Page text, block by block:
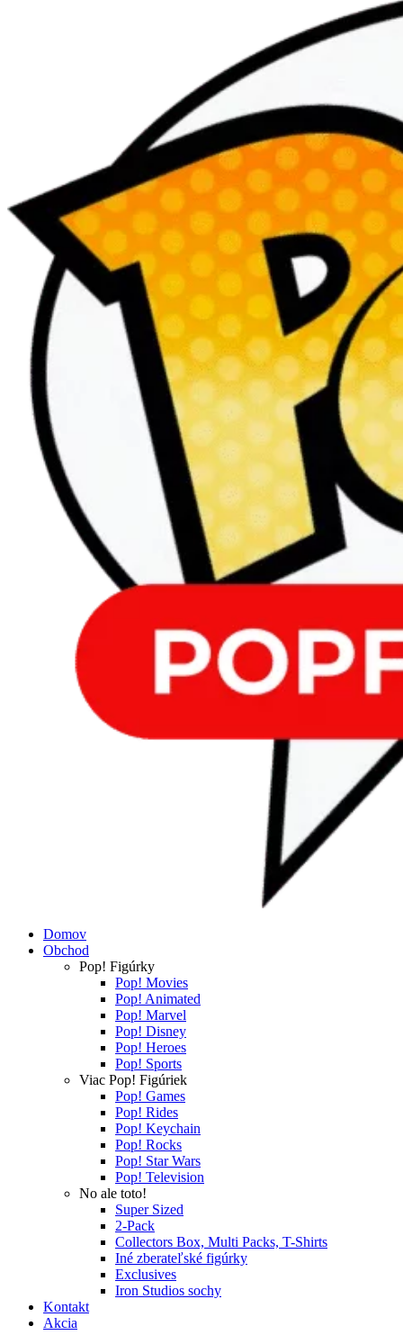
Domov
Obchod
Pop! Figúrky
Pop! Movies
Pop! Animated
Pop! Marvel
Pop! Disney
Pop! Heroes
Pop! Sports
Viac Pop! Figúriek
Pop! Games
Pop! Rides
Pop! Keychain
Pop! Rocks
Pop! Star Wars
Pop! Television
No ale toto!
Super Sized
2-Pack
Collectors Box, Multi Packs, T-Shirts
Iné zberateľské figúrky
Exclusives
Iron Studios sochy
Kontakt
Akcia